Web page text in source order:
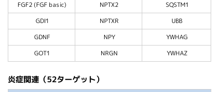
FGF2 (FGF basic) NPTX2 SQSTM1
GDI1 NPTXR UBB
GDNF NPY YWHAG
GOT1 NRGN YWHAZ
炎症関連（52ターゲット）